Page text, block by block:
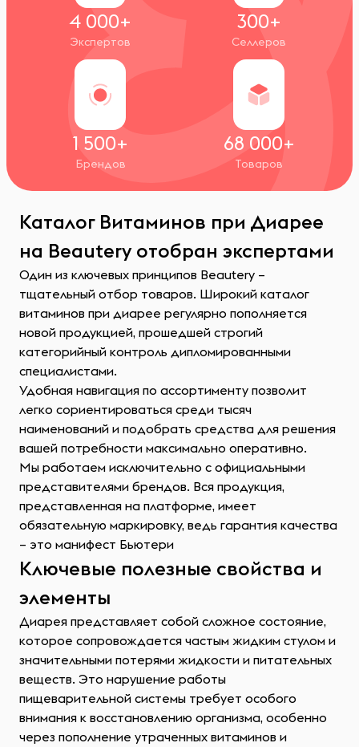
4 000+
Экспертов
300+
Селлеров
1 500+
Брендов
68 000+
Товаров
Каталог Витаминов при Диарее
на Beautery отобран экспертами
Один из ключевых принципов Beautery –
тщательный отбор товаров. Широкий каталог
витаминов при диарее регулярно пополняется
новой продукцией, прошедшей строгий
категорийный контроль дипломированными
специалистами.
Удобная навигация по ассортименту позволит
легко сориентироваться среди тысяч
наименований и подобрать средства для решения
вашей потребности максимально оперативно.
Мы работаем исключительно с официальными
представителями брендов. Вся продукция,
представленная на платформе, имеет
обязательную маркировку, ведь гарантия качества
– это манифест Бьютери
Ключевые полезные свойства и
элементы
Диарея представляет собой сложное состояние,
которое сопровождается частым жидким стулом и
значительными потерями жидкости и питательных
веществ. Это нарушение работы
пищеварительной системы требует особого
внимания к восстановлению организма, особенно
через пополнение утраченных витаминов и